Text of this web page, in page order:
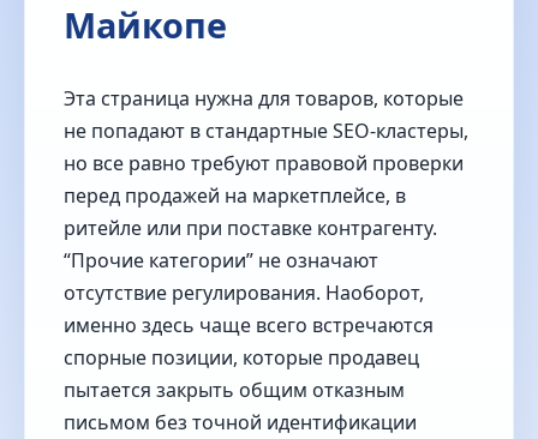
Майкопе
Эта страница нужна для товаров, которые
не попадают в стандартные SEO-кластеры,
но все равно требуют правовой проверки
перед продажей на маркетплейсе, в
ритейле или при поставке контрагенту.
“Прочие категории” не означают
отсутствие регулирования. Наоборот,
именно здесь чаще всего встречаются
спорные позиции, которые продавец
пытается закрыть общим отказным
письмом без точной идентификации